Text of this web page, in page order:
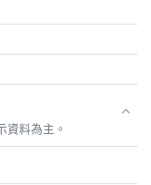
資料為主。